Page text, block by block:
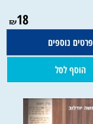
₪18
פרטים נוספים
הוסף לסל